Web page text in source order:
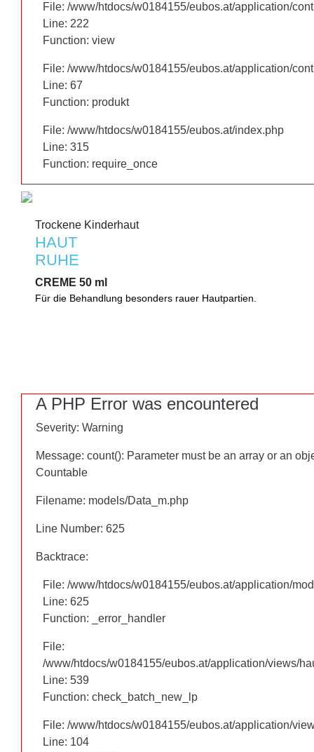
File: /www/htdocs/w0184155/eubos.at/application/
Line: 222
Function: view
File: /www/htdocs/w0184155/eubos.at/application/
Line: 67
Function: produkt
File: /www/htdocs/w0184155/eubos.at/index.php
Line: 315
Function: require_once
Trockene Kinderhaut
HAUT
RUHE
CREME 50 ml
Für die Behandlung besonders rauer Hautpartien. Pflegt
File: /www/htdocs/w0184155/eubos.at/application/
Line: 222
Function: view
File: /www/htdocs/w0184155/eubos.at/application/
Line: 67
Function: produkt
File: /www/htdocs/w0184155/eubos.at/index.php
Line: 315
Function: require_once
Trockene Kinderhaut
HAUT
RUHE
CREME 50 ml
Für die Behandlung besonders rauer Hautpartien.
A PHP Error was encountered
Severity: Warning
Message: count(): Parameter must be an array or an
Countable
Filename: models/Data_m.php
Line Number: 625
Backtrace:
File: /www/htdocs/w0184155/eubos.at/application/
Line: 625
Function: _error_handler
File:
/www/htdocs/w0184155/eubos.at/application/views/
Line: 460
Function: check_batch_new_lp
File: /www/htdocs/w0184155/eubos.at/application/
Line: 104
A PHP Error was encountered
Severity: Warning
Message: count(): Parameter must be an array or an
Countable
Filename: models/Data_m.php
Line Number: 625
Backtrace:
File: /www/htdocs/w0184155/eubos.at/application/
Line: 625
Function: _error_handler
File:
/www/htdocs/w0184155/eubos.at/application/views/
Line: 539
Function: check_batch_new_lp
File: /www/htdocs/w0184155/eubos.at/application/
Line: 104